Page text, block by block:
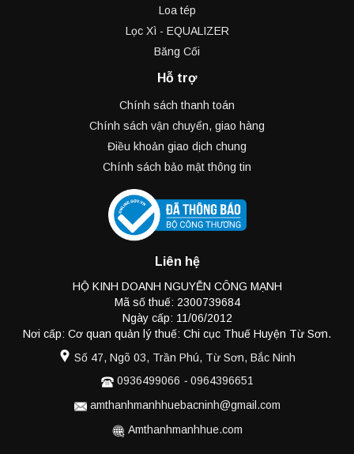
Loa tép
Lọc Xì - EQUALIZER
Băng Cối
Hỗ trợ
Chính sách thanh toán
Chính sách vận chuyển, giao hàng
Điều khoản giao dịch chung
Chính sách bảo mật thông tin
Liên hệ
HỘ KINH DOANH NGUYỄN CÔNG MẠNH
Mã số thuế: 2300739684
Ngày cấp: 11/06/2012
Nơi cấp: Cơ quan quản lý thuế: Chi cục Thuế Huyện Từ Sơn.
Số 47, Ngõ 03, Trần Phú, Từ Sơn, Bắc Ninh
0936499066 - 0964396651
amthanhmanhhuebacninh@gmail.com
Amthanhmanhhue.com